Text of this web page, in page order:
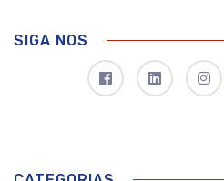
SIGA NOS